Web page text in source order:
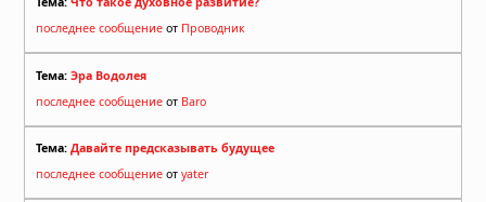
последнее сообщение от Проводник
Тема: Эра Водолея
последнее сообщение от Baro
Тема: Давайте предсказывать будущее
последнее сообщение от yater